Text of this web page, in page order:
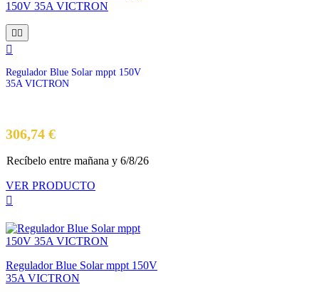


Regulador Blue Solar mppt 150V
35A VICTRON
306,74 €Precio
Recíbelo entre mañana y 6/8/26
VER PRODUCTO

Regulador Blue Solar mppt 150V
35A VICTRON